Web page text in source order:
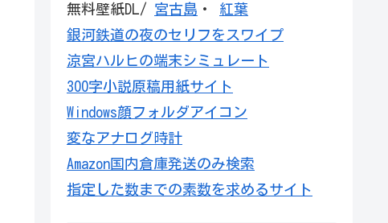
無料壁紙DL/ 宮古島 ・ 紅葉
銀河鉄道の夜のセリフをスワイプ
涼宮ハルヒの端末シミュレート
300字小説原稿用紙サイト
Windows顔フォルダアイコン
変なアナログ時計
Amazon国内倉庫発送のみ検索
指定した数までの素数を求めるサイト